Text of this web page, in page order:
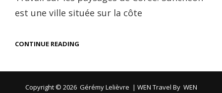
est une ville située sur la côte
CONTINUE READING
Copyright © 2026 Gérémy Lelièvre | WEN Travel By WEN